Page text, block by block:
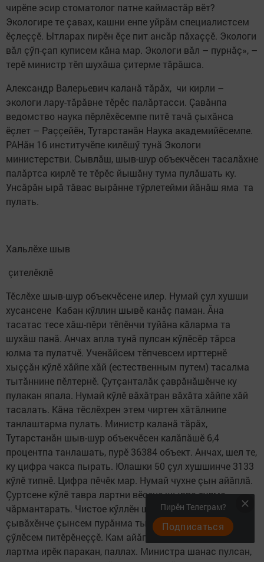
чирӗпе эсир стоматолог патне каймастăр вӗт?
Экологире те çавах, кашни енпе уйрăм специалистсем
ӗçлеççӗ. Ытларах пирӗн ӗçе пит ансăр пăхаççӗ. Экологи
вăл çӳп-çап куписем кăна мар. Экологи вăл – пурнăç», –
терӗ министр тӗп шухăша çитерме тăрăшса.
Александр Валерьевич каланă тăрăх, чи кирли –
экологи лару-тăрăвне тӗрӗс палăртасси. Çавăнпа
ведомство наука пӗрлӗхӗсемпе питӗ тачă çыхăнса
ӗçлет – Раççейӗн, Тутарстанăн Наука академийӗсемпе.
РАНăн 16 институчӗпе килӗшӳ тунă Экологи
министерстви. Сывлăш, шыв-шур объекчӗсен тасалăхне
палăртса кирлӗ те тӗрӗс йышăну тума пулăшать ку.
Унсăрăн ырă тăвас вырăнне тӳрлетейми йăнăш яма та
пулать.
Хальлӗхе шыв
çителӗклӗ
Тӗслӗхе шыв-шур объекчӗсене илер. Нумай çул хушши
хусансене Кабан кӳллин шывӗ канăç паман. Ăна
тасатас тесе хăш-пӗри тӗпӗнчи туйăна кăларма та
шухăш панă. Анчах апла тунă пулсан кӳлӗсӗр тăрса
юлма та пулатчӗ. Ученăйсем тӗпчевсем ирттернӗ
хыççăн кӳлӗ хăйпе хăй (естественным путем) тасалма
тытăннине пӗлтернӗ. Çутçанталăк çаврăнăшӗнче ку
пулакан япала. Нумай кӳлӗ вăхăтран вăхăта хăйпе хăй
тасалать. Кăна тӗслӗхрен этем чиртен хăтăлнипе
танлаштарма пулать. Министр каланă тăрăх,
Тутарстанăн шыв-шур объекчӗсен калăпăшӗ 6,4
процентпа танлашать, пурӗ 36384 объект. Анчах, шел те,
ку цифра чакса пырать. Юлашки 50 çул хушшинче 3133
кӳлӗ типнӗ. Цифра пӗчӗк мар. Нумай чухне çын айăплă.
Çуртсене кӳлӗ тавра лартни вӗсене шывпа тулма
чăрмантарать. Чистое кӳллӗн шăпи те иккӗленӳллӗ. Ун
çывăхӗнче çынсем пурăнма тытăннипе вăл типет, шыв
çӳлӗсем питӗрӗнеççӗ. Кам айăплă? Çакăнта çурт туса
лартма ирӗк паракан, паллах. Министра шанас пулсан,
Пирӗн Телеграм?
Подписаться